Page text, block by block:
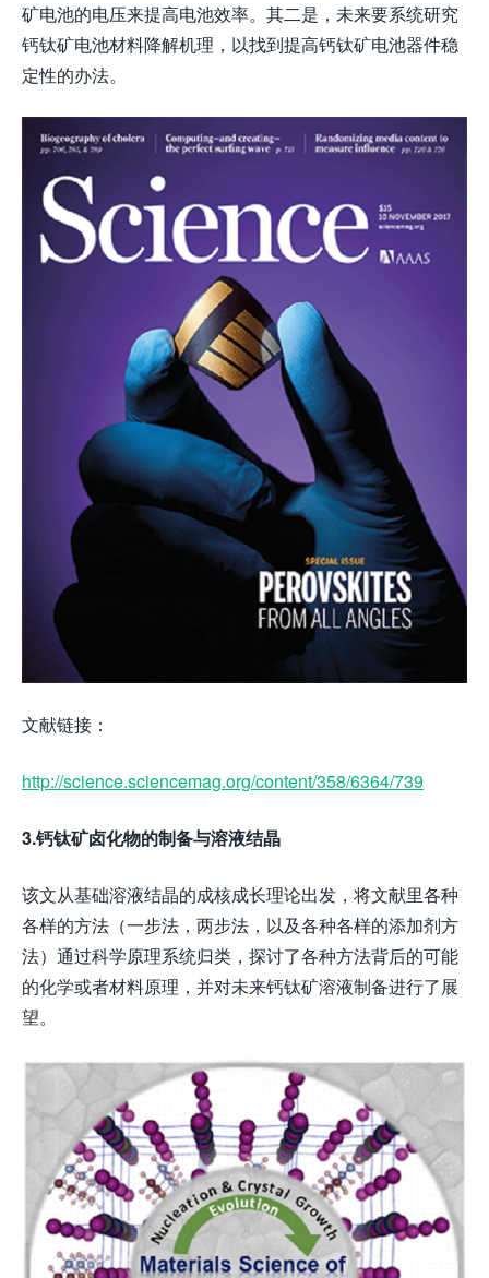
矿电池的电压来提高电池效率。其二是，未来要系统研究
钙钛矿电池材料降解机理，以找到提高钙钛矿电池器件稳
定性的办法。
文献链接：
http://science.sciencemag.org/content/358/6364/739
3.钙钛矿卤化物的制备与溶液结晶
该文从基础溶液结晶的成核成长理论出发，将文献里各种
各样的方法（一步法，两步法，以及各种各样的添加剂方
法）通过科学原理系统归类，探讨了各种方法背后的可能
的化学或者材料原理，并对未来钙钛矿溶液制备进行了展
望。